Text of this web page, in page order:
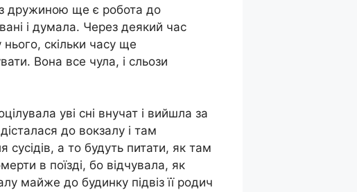
з дружиною ще є робота до
і думала. Через деякий час
скільки часу ще
Вона все чула, і сльози
уві сні внучат і вийшла за
до вокзалу і там
а то будуть питати, як там
в поїзді, бо відчувала, як
майже до будинку підвіз її родич